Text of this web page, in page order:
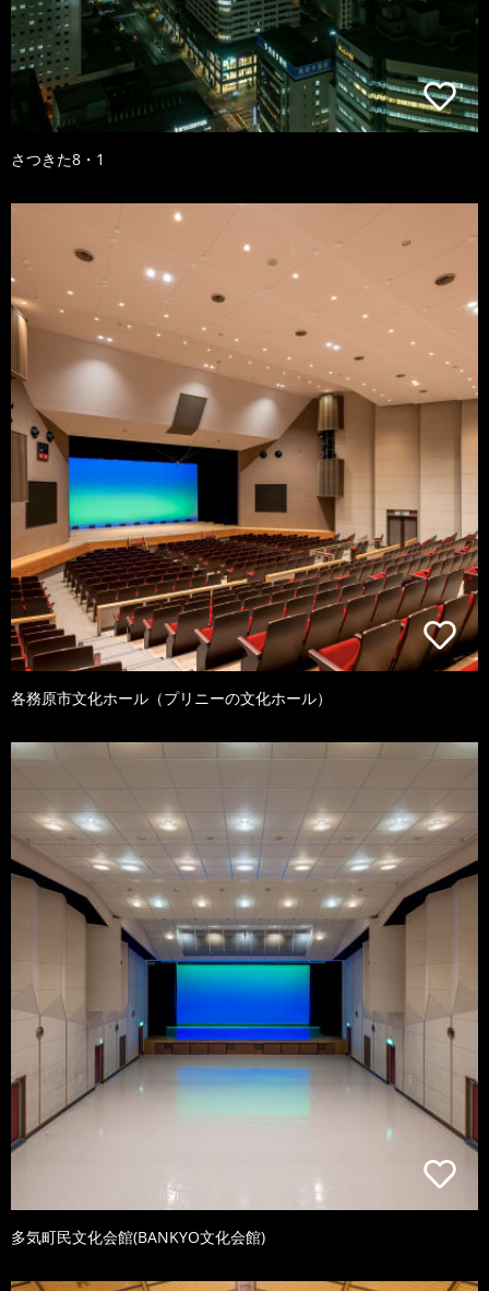
さつきた8・1
各務原市文化ホール（プリニーの文化ホール）
多気町民文化会館(BANKYO文化会館)